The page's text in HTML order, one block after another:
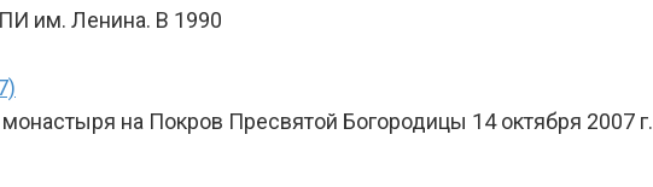
им. Ленина. В 1990
на Покров Пресвятой Богородицы 14 октября 2007 г.